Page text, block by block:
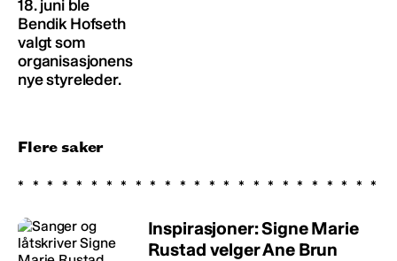
18. juni ble
Bendik Hofseth
valgt som
organisasjonens
nye styreleder.
Flere saker
Inspirasjoner: Signe Marie
Rustad velger Ane Brun